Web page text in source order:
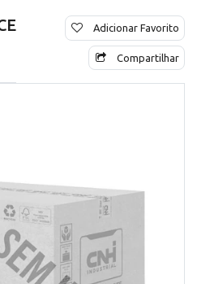
Adicionar Favorito
Compartilhar